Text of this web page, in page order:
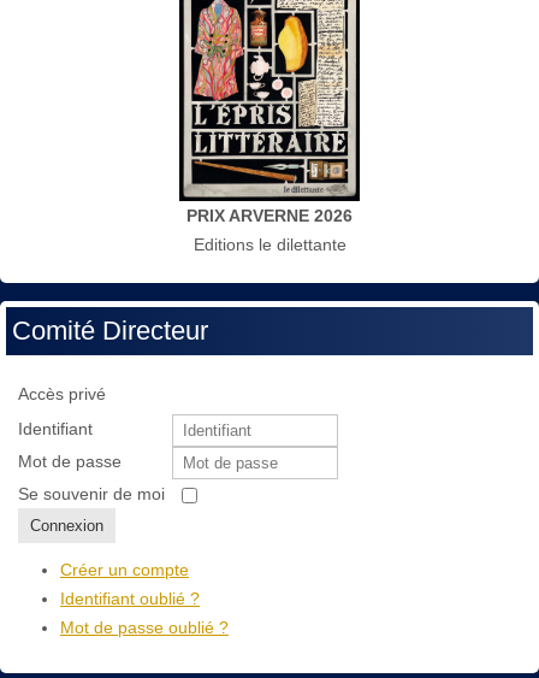
PRIX ARVERNE 2026
Editions le dilettante
Comité Directeur
Accès privé
Identifiant
Mot de passe
Se souvenir de moi
Connexion
Créer un compte
Identifiant oublié ?
Mot de passe oublié ?